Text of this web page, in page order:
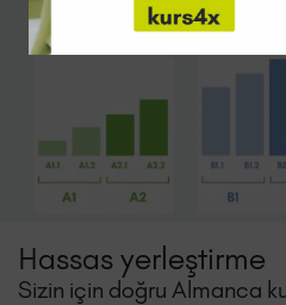
Hassas yerleştirme
Sizin için doğru Almanca